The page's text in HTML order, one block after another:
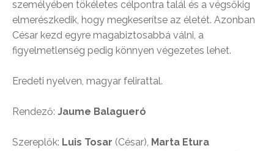
személyében tökéletes célpontra talál és a végsőkig
elmerészkedik, hogy megkeserítse az életét. Azonban
César kezd egyre magabiztosabbá válni, a
figyelmetlenség pedig könnyen végezetes lehet.
Eredeti nyelven, magyar felirattal.
Rendező: Jaume Balagueró
Szereplők: Luis Tosar (César), Marta Etura